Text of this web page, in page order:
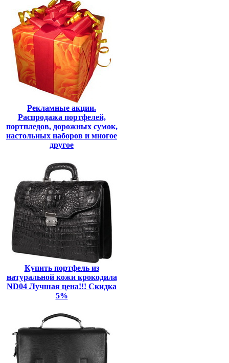
Рекламные акции.
Распродажа портфелей,
портпледов, дорожных сумок,
настольных наборов и многое
другое
Купить портфель из
натуральной кожи крокодила
ND04 Лучшая цена!!! Скидка
5%